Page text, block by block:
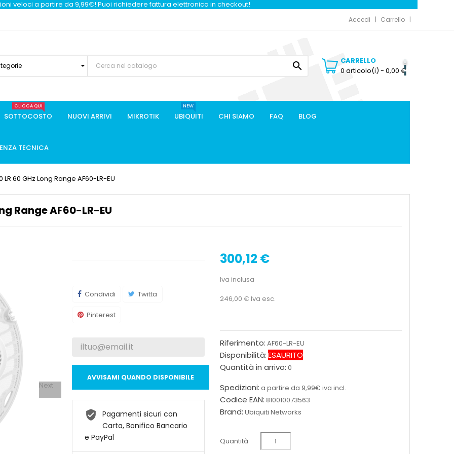
veloci a partire da 9,99€! Puoi richiedere fattura elettronica in checkout!
Accedi Carrello

CARRELLO
0 articolo(i) - 0,00 €
SOTTOCOSTO
CLICCA QUI
NUOVI ARRIVI MIKROTIK UBIQUITI
NEW
CHI SIAMO FAQ BLOG
TECNICA
60 GHz Long Range AF60-LR-EU
Range AF60-LR-EU
Next
300,12 €
Iva inclusa
246,00 € Iva esc.
Riferimento: AF60-LR-EU
Disponibilità:ESAURITO
Quantità in arrivo: 0
Spedizioni: a partire da 9,99€ iva incl.
Codice EAN: 810010073563
Brand: Ubiquiti Networks
Quantità
Condividi Twitta
Pinterest
AVVISAMI QUANDO DISPONIBILE
Pagamenti sicuri con
Carta, Bonifico Bancario
e PayPal